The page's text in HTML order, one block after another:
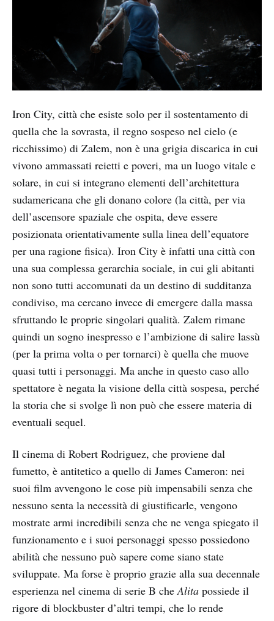
Iron City, città che esiste solo per il sostentamento di
quella che la sovrasta, il regno sospeso nel cielo (e
ricchissimo) di Zalem, non è una grigia discarica in cui
vivono ammassati reietti e poveri, ma un luogo vitale e
solare, in cui si integrano elementi dell’architettura
sudamericana che gli donano colore (la città, per via
dell’ascensore spaziale che ospita, deve essere
posizionata orientativamente sulla linea dell’equatore
per una ragione fisica). Iron City è infatti una città con
una sua complessa gerarchia sociale, in cui gli abitanti
non sono tutti accomunati da un destino di sudditanza
condiviso, ma cercano invece di emergere dalla massa
sfruttando le proprie singolari qualità. Zalem rimane
quindi un sogno inespresso e l’ambizione di salire lassù
(per la prima volta o per tornarci) è quella che muove
quasi tutti i personaggi. Ma anche in questo caso allo
spettatore è negata la visione della città sospesa, perché
la storia che si svolge lì non può che essere materia di
eventuali sequel.
Il cinema di Robert Rodriguez, che proviene dal
fumetto, è antitetico a quello di James Cameron: nei
suoi film avvengono le cose più impensabili senza che
nessuno senta la necessità di giustificarle, vengono
mostrate armi incredibili senza che ne venga spiegato il
funzionamento e i suoi personaggi spesso possiedono
abilità che nessuno può sapere come siano state
sviluppate. Ma forse è proprio grazie alla sua decennale
esperienza nel cinema di serie B che Alita possiede il
rigore di blockbuster d’altri tempi, che lo rende